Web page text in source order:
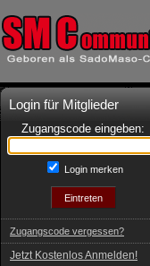
Login für Mitglieder
Zugangscode eingeben:
Login merken
Zugangscode vergessen?
Jetzt Kostenlos Anmelden!